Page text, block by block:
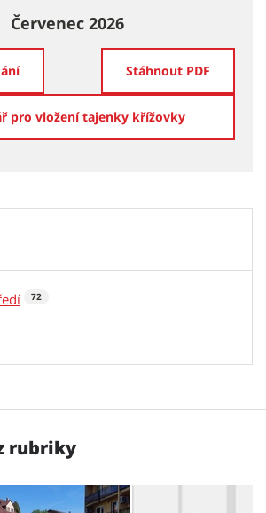
Červenec 2026
Stáhnout PDF
pro vložení tajenky křížovky
72
rubriky